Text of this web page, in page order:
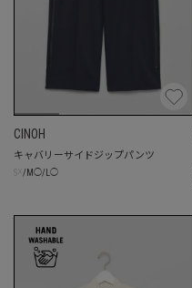
CINOH
キャバリーサイドジップパンツ
/ M ◯/ ◯